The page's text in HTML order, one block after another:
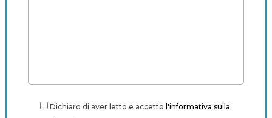
Dichiaro di aver letto e accetto l'informativa sulla